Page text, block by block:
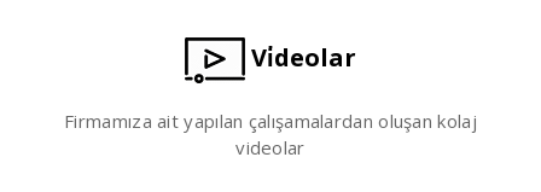
Vi̇deolar
Firmamıza ait yapılan çalışamalardan oluşan kolaj
videolar